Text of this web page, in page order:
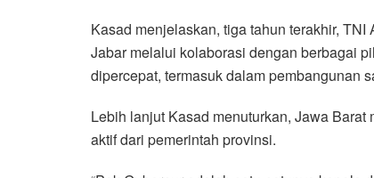
Kasad menjelaskan, tiga tahun terakhir,
Jabar melalui kolaborasi dengan berbagai
dipercepat, termasuk dalam pembangunan
Lebih lanjut Kasad menuturkan, Jawa
aktif dari pemerintah provinsi.